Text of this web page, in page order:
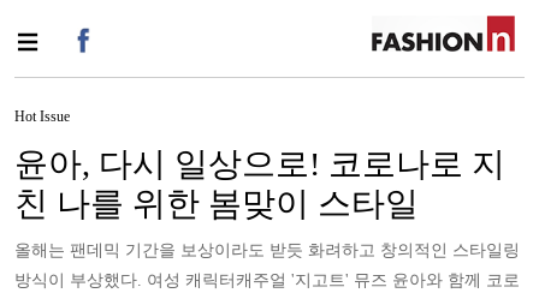
Hot Issue
윤아, 다시 일상으로! 코로나로 지
친 나를 위한 봄맞이 스타일
올해는 팬데믹 기간을 보상이라도 받듯 화려하고 창의적인 스타일링
방식이 부상했다. 여성 캐릭터캐주얼 '지고트' 뮤즈 윤아와 함께 코로